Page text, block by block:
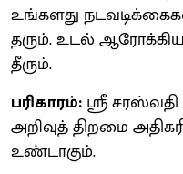
உங்களது
தரும். உடல்
தீரும்.
பரிகாரம்: ஸ்ரீ
அறிவுத் திறமை
உண்டாகும்.